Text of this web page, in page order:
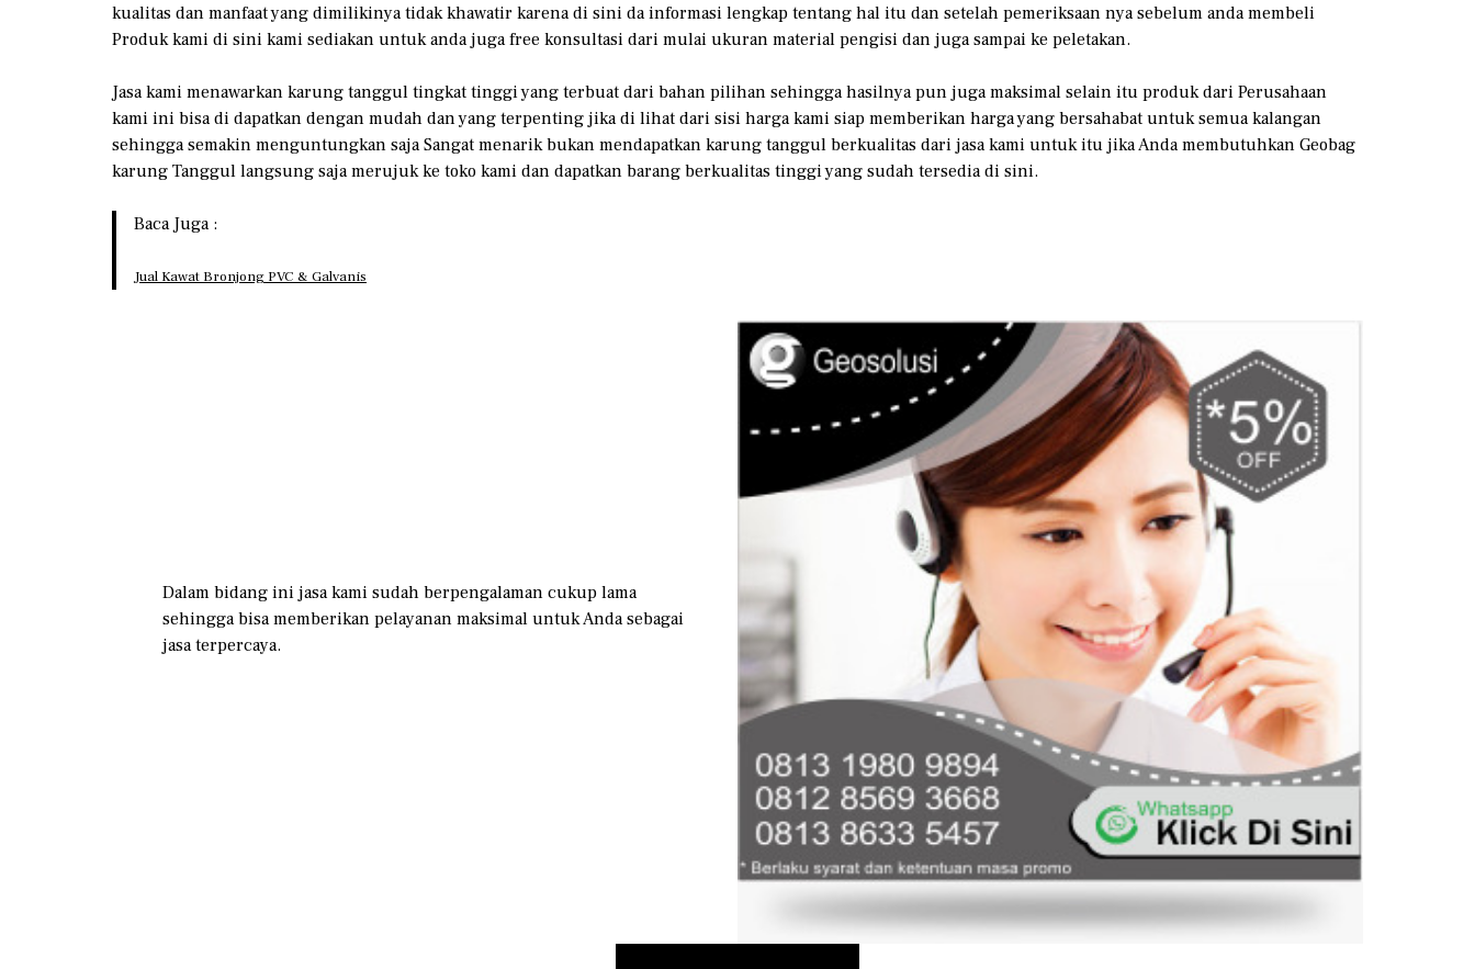
kualitas dan manfaat yang dimilikinya tidak khawatir karena di sini da informasi lengkap tentang hal itu dan setelah pemeriksaan nya sebelum anda membeli
Produk kami di sini kami sediakan untuk anda juga free konsultasi dari mulai ukuran material pengisi dan juga sampai ke peletakan.
Jasa kami menawarkan karung tanggul tingkat tinggi yang terbuat dari bahan pilihan sehingga hasilnya pun juga maksimal selain itu produk dari Perusahaan
kami ini bisa di dapatkan dengan mudah dan yang terpenting jika di lihat dari sisi harga kami siap memberikan harga yang bersahabat untuk semua kalangan
sehingga semakin menguntungkan saja Sangat menarik bukan mendapatkan karung tanggul berkualitas dari jasa kami untuk itu jika Anda membutuhkan Geobag
karung Tanggul langsung saja merujuk ke toko kami dan dapatkan barang berkualitas tinggi yang sudah tersedia di sini.
Baca Juga :
Jual Kawat Bronjong PVC & Galvanis
Dalam bidang ini jasa kami sudah berpengalaman cukup lama
sehingga bisa memberikan pelayanan maksimal untuk Anda sebagai
jasa terpercaya.